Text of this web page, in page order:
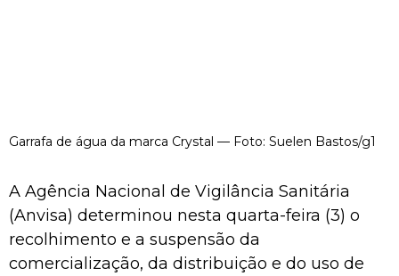
Garrafa de água da marca Crystal — Foto: Suelen Bastos/g1
A Agência Nacional de Vigilância Sanitária
(Anvisa) determinou nesta quarta-feira (3) o
recolhimento e a suspensão da
comercialização, da distribuição e do uso de